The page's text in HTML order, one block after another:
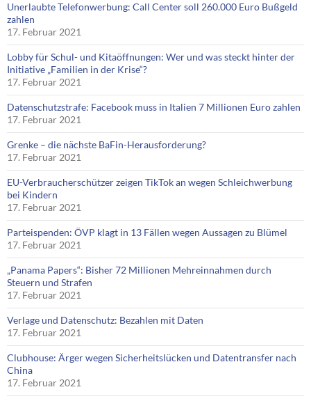
Unerlaubte Telefonwerbung: Call Center soll 260.000 Euro Bußgeld
zahlen
17. Februar 2021
Lobby für Schul- und Kitaöffnungen: Wer und was steckt hinter der
Initiative „Familien in der Krise“?
17. Februar 2021
Datenschutzstrafe: Facebook muss in Italien 7 Millionen Euro zahlen
17. Februar 2021
Grenke – die nächste BaFin-Herausforderung?
17. Februar 2021
EU-Verbraucherschützer zeigen TikTok an wegen Schleichwerbung
bei Kindern
17. Februar 2021
Parteispenden: ÖVP klagt in 13 Fällen wegen Aussagen zu Blümel
17. Februar 2021
„Panama Papers“: Bisher 72 Millionen Mehreinnahmen durch
Steuern und Strafen
17. Februar 2021
Verlage und Datenschutz: Bezahlen mit Daten
17. Februar 2021
Clubhouse: Ärger wegen Sicherheitslücken und Datentransfer nach
China
17. Februar 2021